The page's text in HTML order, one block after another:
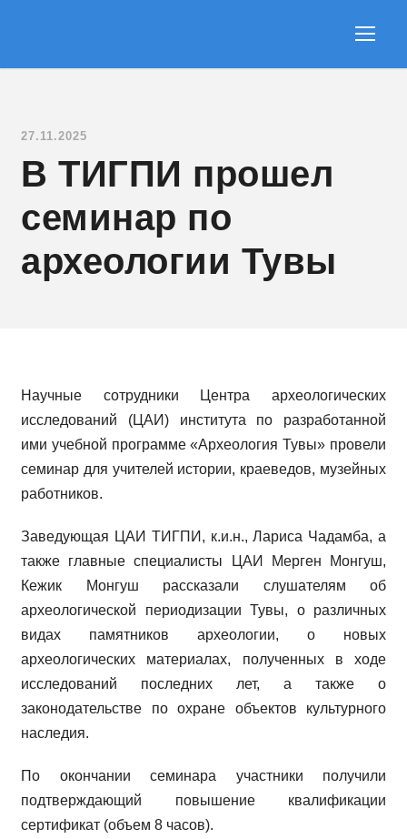
27.11.2025
В ТИГПИ прошел
семинар по
археологии Тувы
Научные сотрудники Центра археологических
исследований (ЦАИ) института по разработанной
ими учебной программе «Археология Тувы» провели
семинар для учителей истории, краеведов, музейных
работников.
Заведующая ЦАИ ТИГПИ, к.и.н., Лариса Чадамба, а
также главные специалисты ЦАИ Мерген Монгуш,
Кежик Монгуш рассказали слушателям об
археологической периодизации Тувы, о различных
видах памятников археологии, о новых
археологических материалах, полученных в ходе
исследований последних лет, а также о
законодательстве по охране объектов культурного
наследия.
По окончании семинара участники получили
подтверждающий повышение квалификации
сертификат (объем 8 часов).